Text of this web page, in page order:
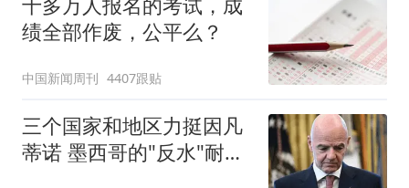
绩全部作废，公平么？
中国新闻周刊 4407跟贴
三个国家和地区力挺因凡
蒂诺 墨西哥的"反水"耐人